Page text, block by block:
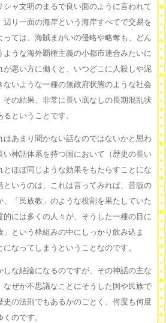
ャ文明のまるで良い面のように言われて
辺り一面の海岸という海岸すべてで交易を
っては、海賊まがいの侵略や略奪も、どん
ような海外覇権主義の小都市連合みたいに
が悪い方に働くと、いつどこに人殺しや泥
いような一種の無政府状態のような社会
その結果、非常に長い底なしの長期混乱状
ということです。
あまり聞かない話なのではないかと思わ
い神話体系を持つ国において（歴史の長い
とほぼ同じような効果をもたらすことにな
というのは、これは言ってみれば、昔版の
「民族教」のような役割を果たしていた
的には多くの人々が、そうした一種の目に
」という枠組みの中にしっかり飲み込ま
なってしまうということなのです。
な結論になるのですが、その神話の主な
なぜか不思議なことにそうした国や民族で
史の法則でもあるかのごとく、何度も何度
のです。